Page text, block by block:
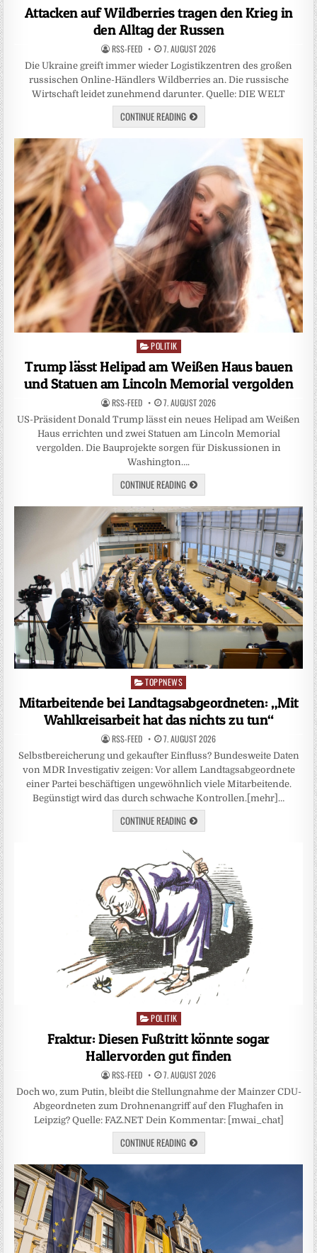
in
Attacken auf Wildberries tragen den Krieg in
den Alltag der Russen
RSS-FEED 7. AUGUST 2026
Die Ukraine greift immer wieder Logistikzentren des großen
russischen Online-Händlers Wildberries an. Die russische
Wirtschaft leidet zunehmend darunter. Quelle: DIE WELT
CONTINUE READING
Posted
in
POLITIK
Trump lässt Helipad am Weißen Haus bauen
und Statuen am Lincoln Memorial vergolden
RSS-FEED 7. AUGUST 2026
US-Präsident Donald Trump lässt ein neues Helipad am Weißen
Haus errichten und zwei Statuen am Lincoln Memorial
vergolden. Die Bauprojekte sorgen für Diskussionen in
Washington….
CONTINUE READING
Posted
in
TOPPNEWS
Mitarbeitende bei Landtagsabgeordneten: „Mit
Wahlkreisarbeit hat das nichts zu tun“
RSS-FEED 7. AUGUST 2026
Selbstbereicherung und gekaufter Einfluss? Bundesweite Daten
von MDR Investigativ zeigen: Vor allem Landtagsabgeordnete
einer Partei beschäftigen ungewöhnlich viele Mitarbeitende.
Begünstigt wird das durch schwache Kontrollen.[mehr]…
CONTINUE READING
Posted
in
POLITIK
Fraktur: Diesen Fußtritt könnte sogar
Hallervorden gut finden
RSS-FEED 7. AUGUST 2026
Doch wo, zum Putin, bleibt die Stellungnahme der Mainzer CDU-
Abgeordneten zum Drohnenangriff auf den Flughafen in
Leipzig? Quelle: FAZ.NET Dein Kommentar: [mwai_chat]
CONTINUE READING